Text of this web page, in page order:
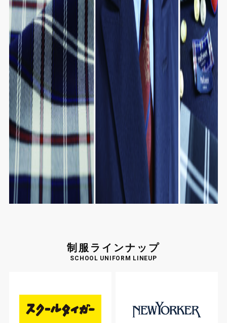
制服ラインナップ
SCHOOL UNIFORM LINEUP